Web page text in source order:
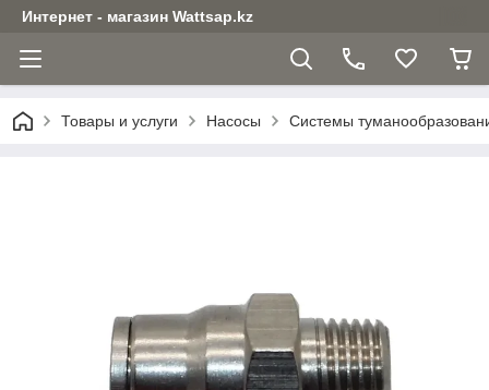
Интернет - магазин Wattsap.kz
Товары и услуги Насосы Системы